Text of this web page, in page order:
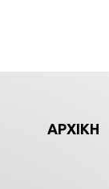
ΑΡΧΙΚΗ